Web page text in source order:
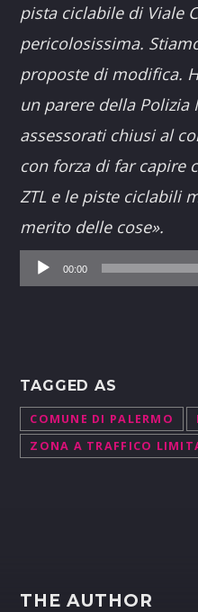
pista ciclabile di Viale
pericolosissima.
proposte di modifica.
un parere della Polizia
assessorati chiusi al
con forza di far capire
ZTL e le piste ciclabili
merito delle cose».
Audio00:00
TAGGED AS
COMUNE DI PALERMO
ZONA A TRAFFICO
THE AUTHOR